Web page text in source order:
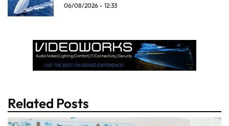
06/08/2026 - 12:33
Related Posts